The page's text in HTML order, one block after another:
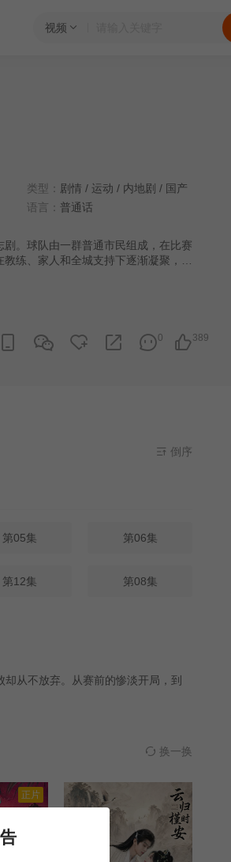
视频
类型： 剧情 / 运动 / 内地剧 / 国产
语言： 普通话
。球队由一群普通市民组成，在比赛
练、家人和全城支持下逐渐凝聚，最
389
0
倒序
第05集 第06集
第12集 第08集
从不放弃。从赛前的惨淡开局，到
换一换
正片